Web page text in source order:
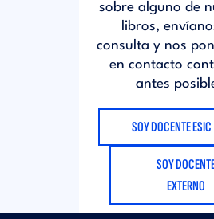
sobre alguno de
libros,
consulta y nos
en contacto
antes
SOY DOCENTE ESIC
SOY
EXTERNO